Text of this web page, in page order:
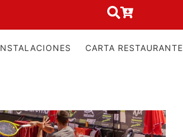
CARTA RESTAURANTE